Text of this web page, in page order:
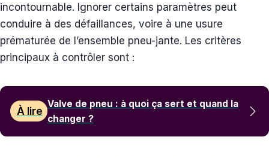
incontournable. Ignorer certains paramètres peut
conduire à des défaillances, voire à une usure
prématurée de l’ensemble pneu-jante. Les critères
principaux à contrôler sont :
À lire
Valve de pneu : à quoi ça sert et quand la
changer ?